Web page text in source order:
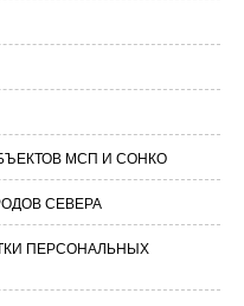
МСП И СОНКО
СЕВЕРА
ПЕРСОНАЛЬНЫХ